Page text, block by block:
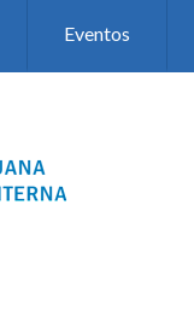
Eventos